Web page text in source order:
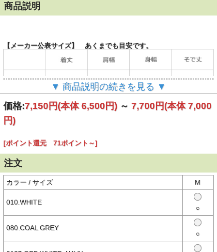
商品説明
【メーカー公表サイズ】 あくまでも目安です。
（単位：cm）
＜デザイン＞
- クルーネックの半袖Tシャツ
- ゆとりのあるサイズ感
- すっきりとした印象の肩ライン
- ジャストレングスの着丈
- ロゴワッペンのアクセント
＜素材＞
- やや厚手
○本体：コットン100％
▼ 商品説明の続きを見る ▼
価格:7,150円(本体 6,500円) ～ 7,700円(本体 7,000
円)
[ポイント還元 71ポイント～]
注文
カラー / サイズ M
010.WHITE
○
080.COAL GREY
○